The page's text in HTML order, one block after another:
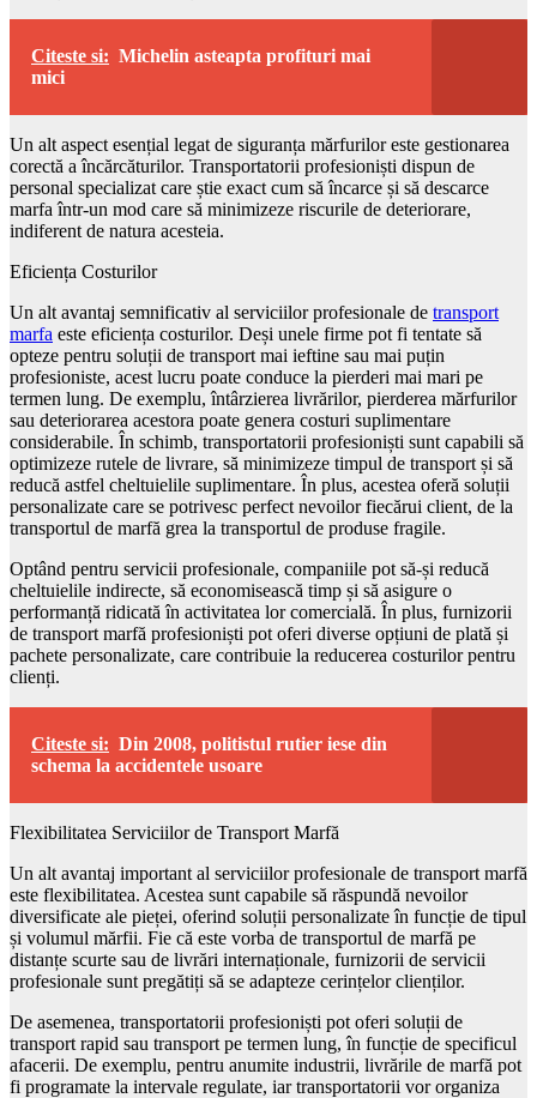
Citeste si: Michelin asteapta profituri mai
mici
Un alt aspect esențial legat de siguranța mărfurilor este gestionarea
corectă a încărcăturilor. Transportatorii profesioniști dispun de
personal specializat care știe exact cum să încarce și să descarce
marfa într-un mod care să minimizeze riscurile de deteriorare,
indiferent de natura acesteia.
Eficiența Costurilor
Un alt avantaj semnificativ al serviciilor profesionale de transport
marfa este eficiența costurilor. Deși unele firme pot fi tentate să
opteze pentru soluții de transport mai ieftine sau mai puțin
profesioniste, acest lucru poate conduce la pierderi mai mari pe
termen lung. De exemplu, întârzierea livrărilor, pierderea mărfurilor
sau deteriorarea acestora poate genera costuri suplimentare
considerabile. În schimb, transportatorii profesioniști sunt capabili să
optimizeze rutele de livrare, să minimizeze timpul de transport și să
reducă astfel cheltuielile suplimentare. În plus, acestea oferă soluții
personalizate care se potrivesc perfect nevoilor fiecărui client, de la
transportul de marfă grea la transportul de produse fragile.
Optând pentru servicii profesionale, companiile pot să-și reducă
cheltuielile indirecte, să economisească timp și să asigure o
performanță ridicată în activitatea lor comercială. În plus, furnizorii
de transport marfă profesioniști pot oferi diverse opțiuni de plată și
pachete personalizate, care contribuie la reducerea costurilor pentru
clienți.
Citeste si: Din 2008, politistul rutier iese din
schema la accidentele usoare
Flexibilitatea Serviciilor de Transport Marfă
Un alt avantaj important al serviciilor profesionale de transport marfă
este flexibilitatea. Acestea sunt capabile să răspundă nevoilor
diversificate ale pieței, oferind soluții personalizate în funcție de tipul
și volumul mărfii. Fie că este vorba de transportul de marfă pe
distanțe scurte sau de livrări internaționale, furnizorii de servicii
profesionale sunt pregătiți să se adapteze cerințelor clienților.
De asemenea, transportatorii profesioniști pot oferi soluții de
transport rapid sau transport pe termen lung, în funcție de specificul
afacerii. De exemplu, pentru anumite industrii, livrările de marfă pot
fi programate la intervale regulate, iar transportatorii vor organiza